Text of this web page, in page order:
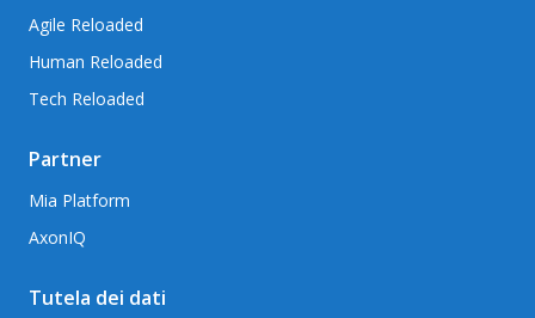
Agile Reloaded
Human Reloaded
Tech Reloaded
Partner
Mia Platform
AxonIQ
Tutela dei dati